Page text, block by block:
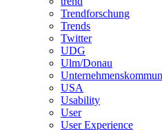
Trendforschung
Trends
Twitter
UDG
Ulm/Donau
USA
Usability
User
User Experience